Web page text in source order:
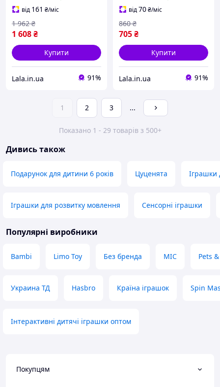
від 161 ₴/міс
1 608₴
1 962 ₴
Купити
Lala.in.ua 91%
Lala.in.ua
від70₴/міс
705₴
860 ₴
Купити
Lala.in.ua 91%
1 2 3 ...
Показано 1 - 29 товарів з 500+
Дивись також
Подарунок для дитини 6 років Цуценята Іграшки
Іграшки для розвитку мовлення Сенсорні іграшки
Популярні виробники
Bambi Limo Toy Без бренда MIC Pets
Украина ТД Hasbro Країна іграшок Spin
Інтерактивні дитячі іграшки оптом
Покупцям